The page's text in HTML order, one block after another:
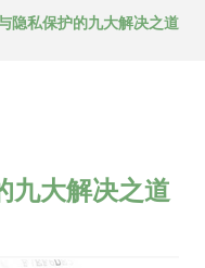
隐私保护的九大解决之道
九大解决之道